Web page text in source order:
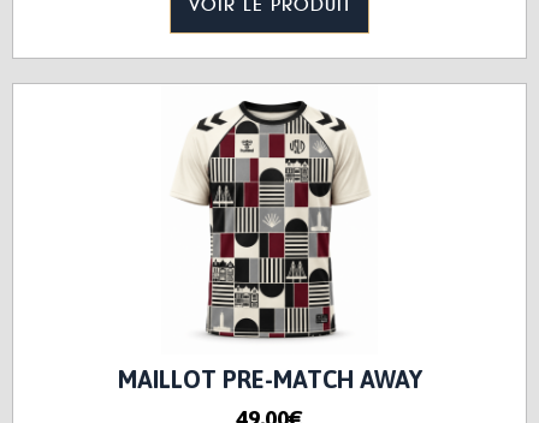
MAILLOT PRE-MATCH AWAY